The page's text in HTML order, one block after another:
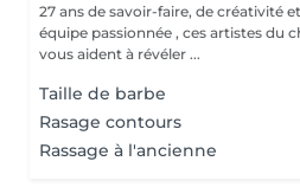
27 ans de savoir-faire, de créativité et
équipe passionnée , ces artistes du cheveux et de la beauté,
vous aident à révéler ...
Taille de barbe
Rasage contours
Rassage à l'ancienne